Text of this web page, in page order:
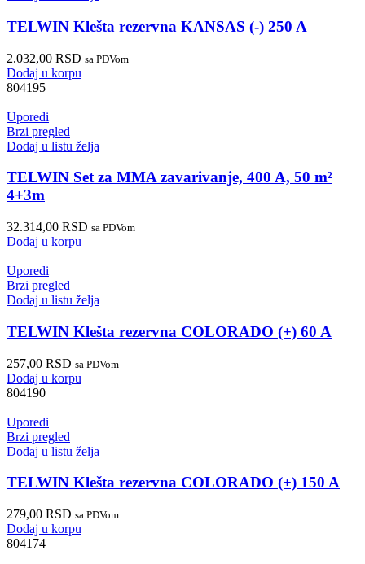
TELWIN Klešta rezervna KANSAS (-) 250 A
2.032,00 RSD sa PDVom
Dodaj u korpu
804195
Uporedi
Brzi pregled
Dodaj u listu želja
TELWIN Set za MMA zavarivanje, 400 A, 50 m²
4+3m
32.314,00 RSD sa PDVom
Dodaj u korpu
Uporedi
Brzi pregled
Dodaj u listu želja
TELWIN Klešta rezervna COLORADO (+) 60 A
257,00 RSD sa PDVom
Dodaj u korpu
804190
Uporedi
Brzi pregled
Dodaj u listu želja
TELWIN Klešta rezervna COLORADO (+) 150 A
279,00 RSD sa PDVom
Dodaj u korpu
804174